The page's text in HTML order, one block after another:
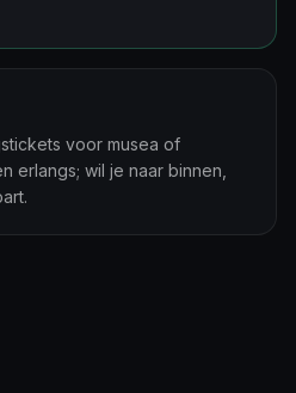
voor musea of
erlangs; wil je naar binnen,